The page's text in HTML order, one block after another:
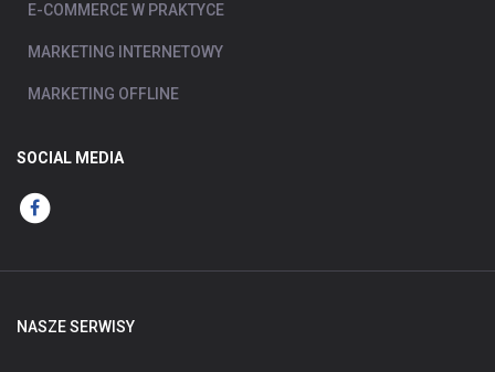
E-COMMERCE W PRAKTYCE
MARKETING INTERNETOWY
MARKETING OFFLINE
SOCIAL MEDIA
NASZE SERWISY